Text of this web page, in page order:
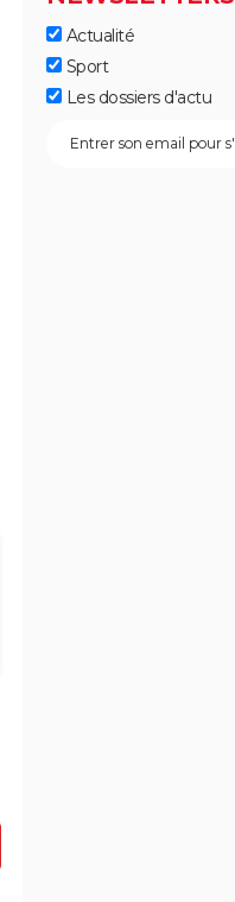
Actualité
Sport
Les dossiers d'actu